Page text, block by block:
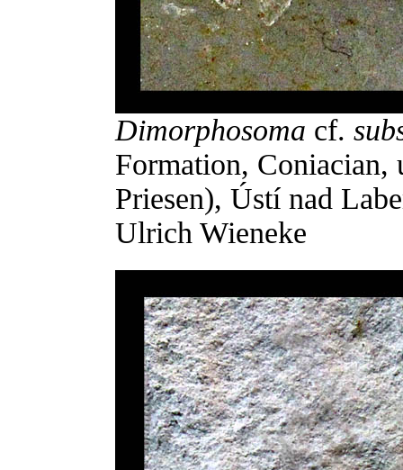
Dimorphosoma cf.
Formation, Coniacian,
Priesen), Ústí nad
Ulrich Wieneke